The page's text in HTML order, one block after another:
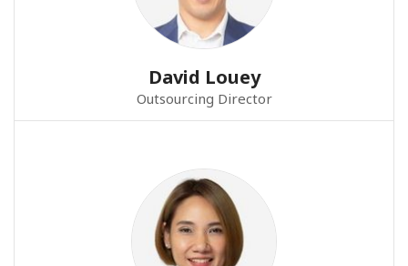
David Louey
Outsourcing Director